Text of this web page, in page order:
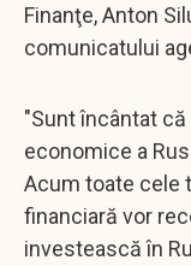
Finanţe, Anton
comunicatului
"Sunt încântat
economice a
Acum toate cele
financiară vor
investească în